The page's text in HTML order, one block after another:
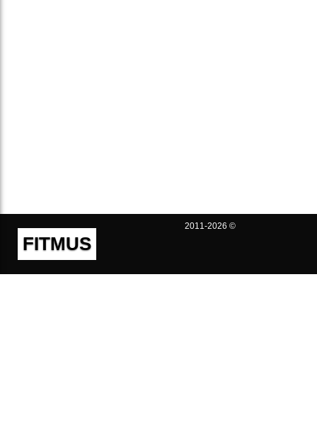
FITMUS
2011-2026 ©